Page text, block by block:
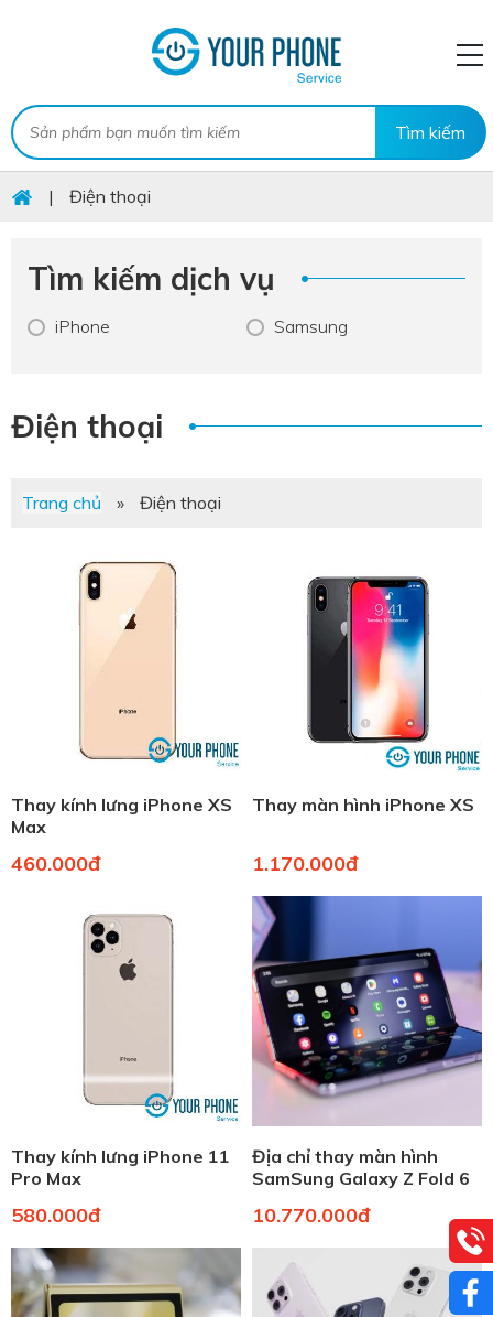
| Điện thoại
Tìm kiếm dịch vụ
iPhone Samsung
Điện thoại
Trang chủ » Điện thoại
Thay kính lưng iPhone XS
Max
460.000đ
Thay màn hình iPhone XS
1.170.000đ
Thay kính lưng iPhone 11
Pro Max
580.000đ
Địa chỉ thay màn hình
SamSung Galaxy Z Fold 6
10.770.000đ